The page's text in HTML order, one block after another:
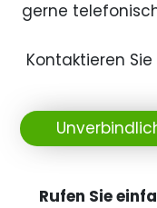
gerne
Kontaktieren
Rufen Sie